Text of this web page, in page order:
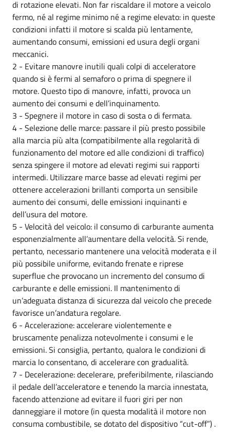
di rotazione elevati. Non far riscaldare il motore a veicolo
fermo, né al regime minimo né a regime elevato: in queste
condizioni infatti il motore si scalda più lentamente,
aumentando consumi, emissioni ed usura degli organi
meccanici.
2 - Evitare manovre inutili quali colpi di acceleratore
quando si è fermi al semaforo o prima di spegnere il
motore. Questo tipo di manovre, infatti, provoca un
aumento dei consumi e dell’inquinamento.
3 - Spegnere il motore in caso di sosta o di fermata.
4 - Selezione delle marce: passare il più presto possibile
alla marcia più alta (compatibilmente alla regolarità di
funzionamento del motore ed alle condizioni di traffico)
senza spingere il motore ad elevati regimi sui rapporti
intermedi. Utilizzare marce basse ad elevati regimi per
ottenere accelerazioni brillanti comporta un sensibile
aumento dei consumi, delle emissioni inquinanti e
dell’usura del motore.
5 - Velocità del veicolo: il consumo di carburante aumenta
esponenzialmente all’aumentare della velocità. Si rende,
pertanto, necessario mantenere una velocità moderata e il
più possibile uniforme, evitando frenate e riprese
superflue che provocano un incremento del consumo di
carburante e delle emissioni. Il mantenimento di
un’adeguata distanza di sicurezza dal veicolo che precede
favorisce un’andatura regolare.
6 - Accelerazione: accelerare violentemente e
bruscamente penalizza notevolmente i consumi e le
emissioni. Si consiglia, pertanto, qualora le condizioni di
marcia lo consentano, di accelerare con gradualità.
7 - Decelerazione: decelerare, preferibilmente, rilasciando
il pedale dell’acceleratore e tenendo la marcia innestata,
facendo attenzione ad evitare il fuori giri per non
danneggiare il motore (in questa modalità il motore non
consuma combustibile, se dotato del dispositivo “cut-off”) .